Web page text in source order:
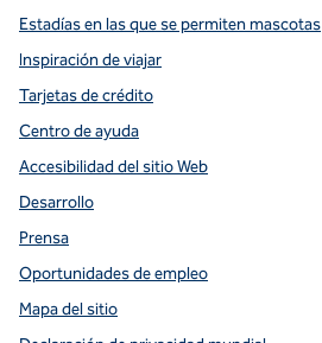
Estadías en las que se permiten mascotas
Inspiración de viajar
Tarjetas de crédito
Centro de ayuda
Accesibilidad del sitio Web
Desarrollo
Prensa
Oportunidades de empleo
Mapa del sitio